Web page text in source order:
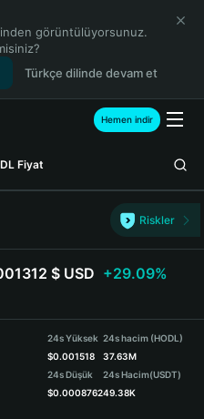
görüntülüyorsunuz.
Türkçe dilinde devam et
Hemen indir
Fiyat
Riskler
$ USD +29.09%
24s Yüksek
$0.001518
24s Düşük
$0.0008762
24s hacim (HODL)
37.63M
24s Hacim(USDT)
49.38K